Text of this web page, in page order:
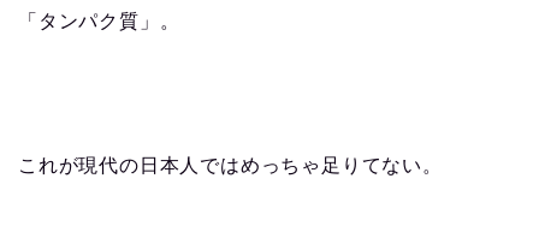
「タンパク質」。
これが現代の日本人ではめっちゃ足りてない。